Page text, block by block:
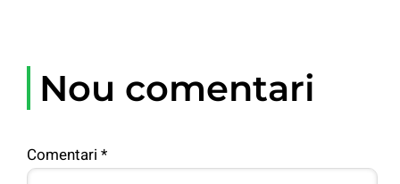
Nou comentari
Comentari *